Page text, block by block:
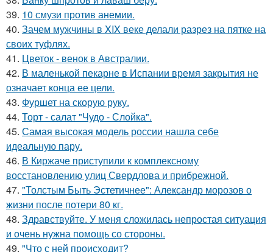
39. 10 смузи против анемии.
40. Зачем мужчины в XIX веке делали разрез на пятке на
своих туфлях.
41. Цветок - венок в Австралии.
42. В маленькой пекарне в Испании время закрытия не
означает конца ее цели.
43. Фуршет на скорую руку.
44. Торт - салат "Чудо - Слойка".
45. Самая высокая модель россии нашла себе
идеальную пару.
46. В Киржаче приступили к комплексному
восстановлению улиц Свердлова и прибрежной.
47. "Толстым Быть Эстетичнее": Александр морозов о
жизни после потери 80 кг.
48. Здравствуйте. У меня сложилась непростая ситуация
и очень нужна помощь со стороны.
49. "Что с ней происходит?